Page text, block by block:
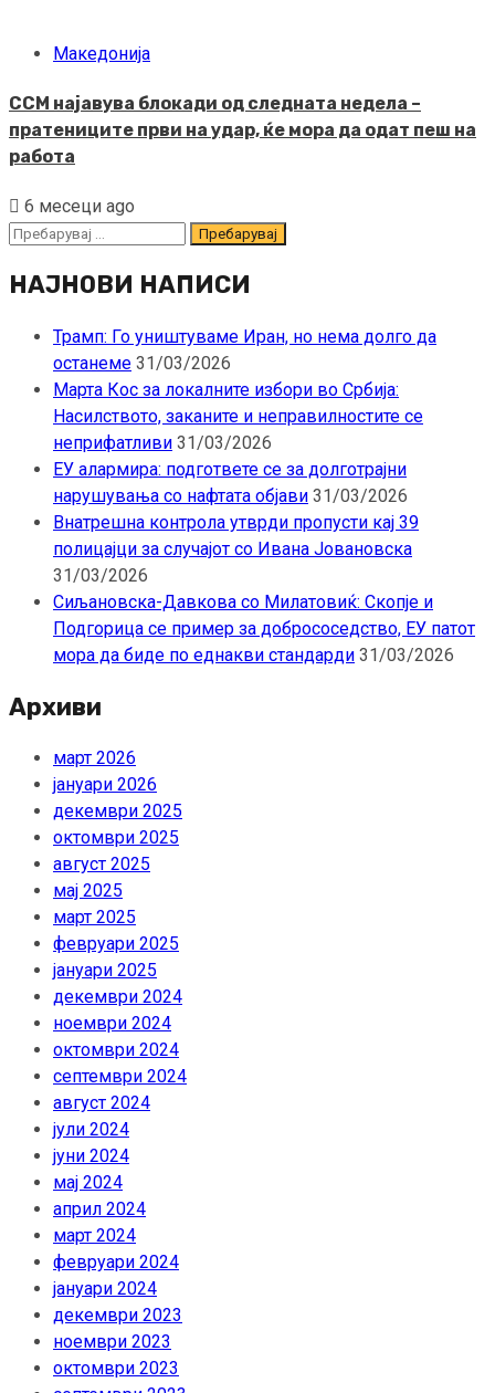
Македонија
ССМ најавува блокади од следната недела –
пратениците први на удар, ќе мора да одат пеш на
работа
6 месеци ago
Пребарувај
НАЈНОВИ НАПИСИ
Трамп: Го уништуваме Иран, но нема долго да
останеме 31/03/2026
Марта Кос за локалните избори во Србија:
Насилството, заканите и неправилностите се
неприфатливи 31/03/2026
ЕУ алармира: подгответе се за долготрајни
нарушувања со нафтата објави 31/03/2026
Внатрешна контрола утврди пропусти кај 39
полицајци за случајот со Ивана Јовановска
31/03/2026
Сиљановска-Давкова со Милатовиќ: Скопје и
Подгорица се пример за добрососедство, ЕУ патот
мора да биде по еднакви стандарди 31/03/2026
Архиви
март 2026
јануари 2026
декември 2025
октомври 2025
август 2025
мај 2025
март 2025
февруари 2025
јануари 2025
декември 2024
ноември 2024
октомври 2024
септември 2024
август 2024
јули 2024
јуни 2024
мај 2024
април 2024
март 2024
февруари 2024
јануари 2024
декември 2023
ноември 2023
октомври 2023